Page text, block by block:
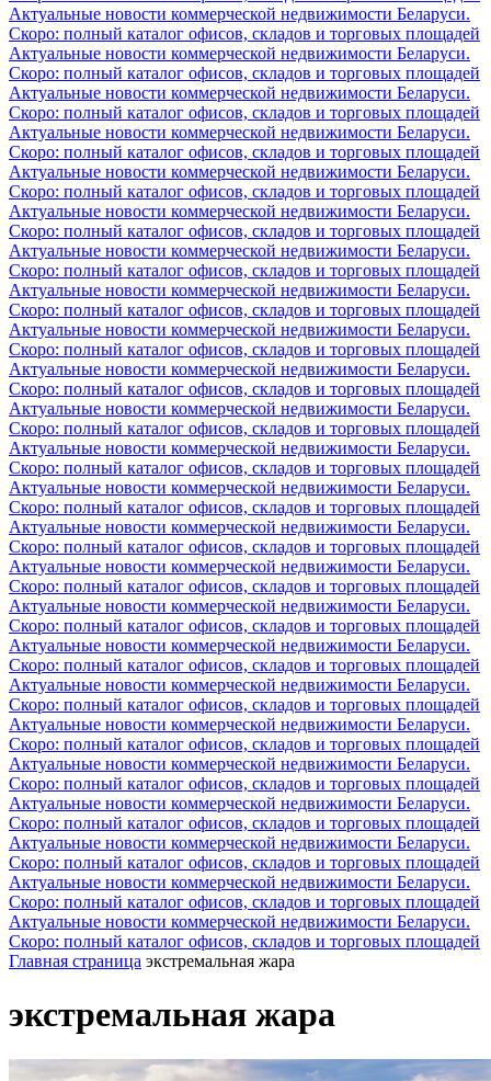
Актуальные новости коммерческой недвижимости Беларуси.
Скоро: полный каталог офисов, складов и торговых площадей
Актуальные новости коммерческой недвижимости Беларуси.
Скоро: полный каталог офисов, складов и торговых площадей
Актуальные новости коммерческой недвижимости Беларуси.
Скоро: полный каталог офисов, складов и торговых площадей
Актуальные новости коммерческой недвижимости Беларуси.
Скоро: полный каталог офисов, складов и торговых площадей
Актуальные новости коммерческой недвижимости Беларуси.
Скоро: полный каталог офисов, складов и торговых площадей
Актуальные новости коммерческой недвижимости Беларуси.
Скоро: полный каталог офисов, складов и торговых площадей
Актуальные новости коммерческой недвижимости Беларуси.
Скоро: полный каталог офисов, складов и торговых площадей
Актуальные новости коммерческой недвижимости Беларуси.
Скоро: полный каталог офисов, складов и торговых площадей
Актуальные новости коммерческой недвижимости Беларуси.
Скоро: полный каталог офисов, складов и торговых площадей
Актуальные новости коммерческой недвижимости Беларуси.
Скоро: полный каталог офисов, складов и торговых площадей
Актуальные новости коммерческой недвижимости Беларуси.
Скоро: полный каталог офисов, складов и торговых площадей
Актуальные новости коммерческой недвижимости Беларуси.
Скоро: полный каталог офисов, складов и торговых площадей
Актуальные новости коммерческой недвижимости Беларуси.
Скоро: полный каталог офисов, складов и торговых площадей
Актуальные новости коммерческой недвижимости Беларуси.
Скоро: полный каталог офисов, складов и торговых площадей
Актуальные новости коммерческой недвижимости Беларуси.
Скоро: полный каталог офисов, складов и торговых площадей
Актуальные новости коммерческой недвижимости Беларуси.
Скоро: полный каталог офисов, складов и торговых площадей
Актуальные новости коммерческой недвижимости Беларуси.
Скоро: полный каталог офисов, складов и торговых площадей
Актуальные новости коммерческой недвижимости Беларуси.
Скоро: полный каталог офисов, складов и торговых площадей
Актуальные новости коммерческой недвижимости Беларуси.
Скоро: полный каталог офисов, складов и торговых площадей
Актуальные новости коммерческой недвижимости Беларуси.
Скоро: полный каталог офисов, складов и торговых площадей
Актуальные новости коммерческой недвижимости Беларуси.
Скоро: полный каталог офисов, складов и торговых площадей
Актуальные новости коммерческой недвижимости Беларуси.
Скоро: полный каталог офисов, складов и торговых площадей
Актуальные новости коммерческой недвижимости Беларуси.
Скоро: полный каталог офисов, складов и торговых площадей
Актуальные новости коммерческой недвижимости Беларуси.
Скоро: полный каталог офисов, складов и торговых площадей
Главная страница экстремальная жара
экстремальная жара